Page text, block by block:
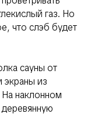
газ. Но
что слэб будет
сауны от
экраны из
наклонном